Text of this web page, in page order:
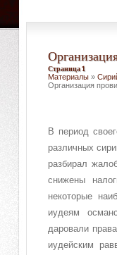
Страница 1
Материалы »
Организация
В период
различных
разбирал
снижены
некоторые
иудеям
даровали
иудейским